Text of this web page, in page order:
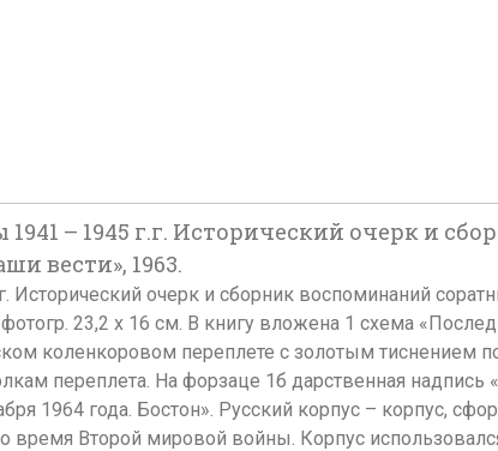
– 1945 г.г. Исторический очерк и
вести», 1963.
очерк и сборник воспоминаний
23,2 х 16 см. В книгу вложена 1 схема
коленкоровом переплете с золотым тиснением
переплета. На форзаце 1б дарственная
1964 года. Бостон». Русский корпус – корпус,
Второй мировой войны. Корпус